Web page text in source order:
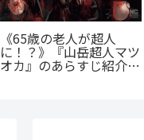
《65歳の老人が超人
に！？》『山岳超人マツ
オカ』のあらすじ紹介：